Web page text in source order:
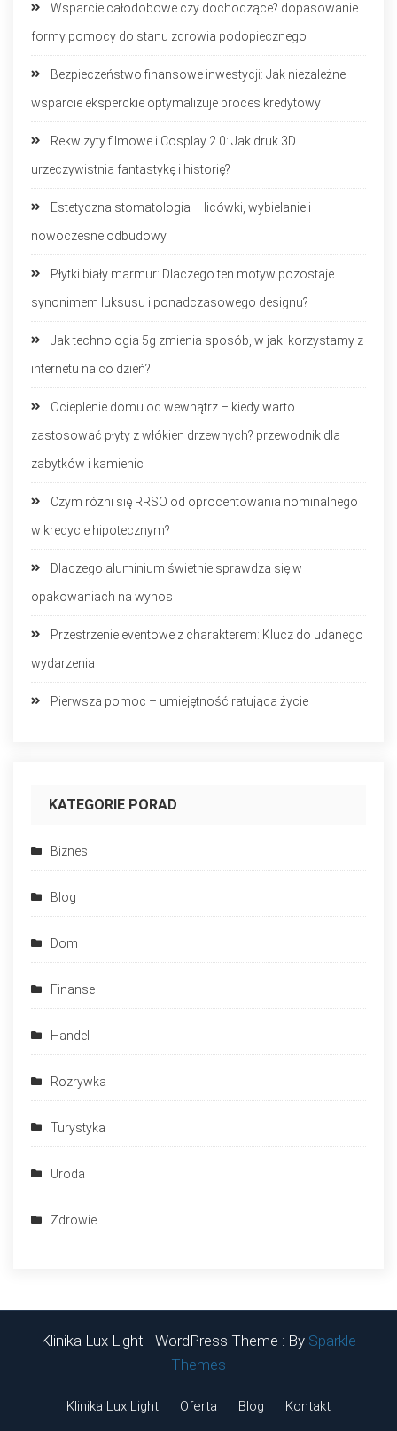
Wsparcie całodobowe czy dochodzące? dopasowanie
formy pomocy do stanu zdrowia podopiecznego
Bezpieczeństwo finansowe inwestycji: Jak niezależne
wsparcie eksperckie optymalizuje proces kredytowy
Rekwizyty filmowe i Cosplay 2.0: Jak druk 3D
urzeczywistnia fantastykę i historię?
Estetyczna stomatologia – licówki, wybielanie i
nowoczesne odbudowy
Płytki biały marmur: Dlaczego ten motyw pozostaje
synonimem luksusu i ponadczasowego designu?
Jak technologia 5g zmienia sposób, w jaki korzystamy z
internetu na co dzień?
Ocieplenie domu od wewnątrz – kiedy warto
zastosować płyty z włókien drzewnych? przewodnik dla
zabytków i kamienic
Czym różni się RRSO od oprocentowania nominalnego
w kredycie hipotecznym?
Dlaczego aluminium świetnie sprawdza się w
opakowaniach na wynos
Przestrzenie eventowe z charakterem: Klucz do udanego
wydarzenia
Pierwsza pomoc – umiejętność ratująca życie
KATEGORIE PORAD
Biznes
Blog
Dom
Finanse
Handel
Rozrywka
Turystyka
Uroda
Zdrowie
Klinika Lux Light - WordPress Theme : By Sparkle
Themes
Klinika Lux Light Oferta Blog Kontakt